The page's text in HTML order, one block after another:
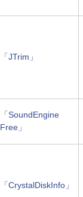
「JTrim」
「SoundEngine
Free」
「CrystalDiskInfo」